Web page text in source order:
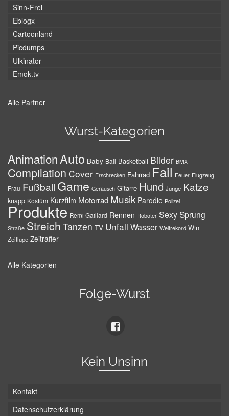
Sinn-Frei
Eblogx
Cartoonland
Picdumps
Ulkinator
Emok.tv
Alle Partner
Wurst-Kategorien
AnimationAuto Baby Ball Basketball Bilder BMX
Compilation Cover Erschrecken Fahrrad Fail Feuer Flugzeug
Frau Fußball Game Geräusch Gitarre Hund Junge Katze
knapp Kostüm Kurzfilm Motorrad Musik Parodie Polizei
Produkte Remi Gaillard Rennen Roboter SexySprung
Straße Streich Tanzen TV Unfall Wasser Weltrekord Win
Zeitlupe Zeitraffer
Alle Kategorien
Folge-Wurst
Kein Unsinn
Kontakt
Datenschutzerklärung